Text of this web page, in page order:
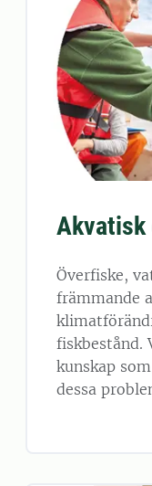
Akvatisk
Överfiske,
främmande
fiskbestånd.
kunskap
dessa